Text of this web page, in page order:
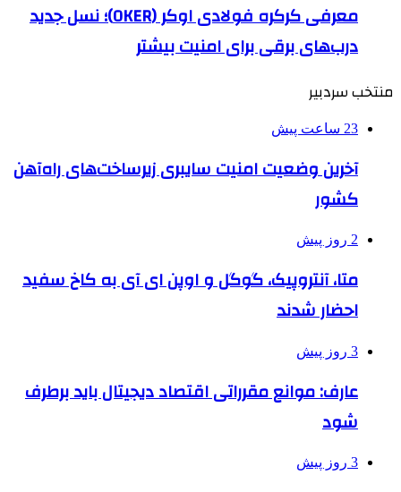
معرفی کرکره فولادی اوکر (OKER)؛ نسل جدید
درب‌های برقی برای امنیت بیشتر
منتخب سردبیر
23 ساعت پیش
آخرین وضعیت امنیت سایبری زیرساخت‌های راه‌آهن
کشور
2 روز پیش
متا، آنتروپیک، گوگل و اوپن ای آی به کاخ سفید
احضار شدند
3 روز پیش
عارف: موانع مقرراتی اقتصاد دیجیتال باید برطرف
شود
3 روز پیش